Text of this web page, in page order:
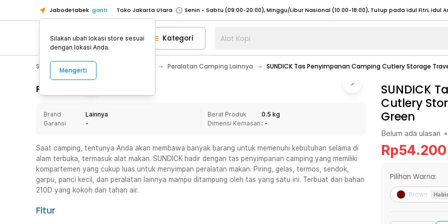
Jabodetabek ganti Toko Jakarta Utara
Toko Tangerang
Toko Cikupa
Pick n Go Jakarta Barat
Senin - Jumat (07:00 - 20:00), Sabtu - Minggu (08:00 - 20:00), Tutup pada Idul Fitri
Pick n Go Bekasi
Senin - Jumat (08:00 - 20:00), Sabtu - Minggu/ Libur Nasional (08:00 - 17:00) Selengkapnya
Senin - Jumat (08:00 - 20:00), Sabtu - Minggu/ Libur Nasional (08:00 - 17:00) Selengkapnya
Senin - Sabtu (09:00-20:00), Minggu/Libur Nasional (12:00-20:00), Tutup pada Idul Fitri
Senin - Sabtu (09:00-20:00), Minggu/Libur Nasional (12:00-20:00), Tutup pada Idul Fitri
Toko Tangerang
Toko Cikupa
Pick n Go Jakarta Barat
Senin - Jumat (07:00 - 20:00), Sabtu - Minggu (08:00 - 20:00), Tutup pada Idul Fitri
Pick n Go Bekasi
Senin - Jumat (08:00 - 20:00), Sabtu - Minggu/ Libur Nasional (08:00 - 17:00) Selengkapnya
Kategori Alat Kopi
Sport & Outdoor Peralatan Camping Lainnya SUNDICK Tas Penyimpanan Camping Cutlery Storage
Rincian Produk
Brand
Lainnya
Garansi
-
Berat Produk
0.5 kg
Dimensi Kemasan : -
Saat camping, tentunya Anda akan membawa banyak barang untuk memenuhi kebutuhan selama di
alam terbuka, termasuk alat makan. SUNDICK hadir dengan tas penyimpanan camping yang memiliki
kompartemen yang cukup luas untuk menyimpan peralatan makan. Piring, gelas, termos, sendok,
garpu, panci kecil, dan peralatan lainnya mampu ditampung oleh tas yang satu ini. Terbuat dari bahan
210D yang kokoh dan tahan air.
Fitur
SUNDICK
Cutlery
Green
Belum ada ulasan •
Rp54.200
Pilihan Warna:
Brown
Silakan ubah lokasi store sesuai
dengan lokasi Anda.
Mengerti